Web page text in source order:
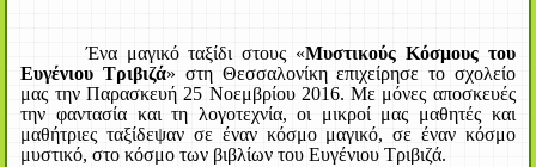
Ένα μαγικό ταξίδι στους «Μυστικούς Κόσμους του
Ευγένιου Τριβιζά» στη Θεσσαλονίκη επιχείρησε το σχολείο
μας την Παρασκευή 25 Νοεμβρίου 2016. Με μόνες αποσκευές
την φαντασία και τη λογοτεχνία, οι μικροί μας μαθητές και
μαθήτριες ταξίδεψαν σε έναν κόσμο μαγικό, σε έναν κόσμο
μυστικό, στο κόσμο των βιβλίων του Ευγένιου Τριβιζά.